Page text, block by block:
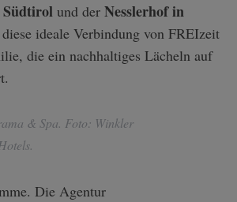
und der Nesslerhof in
ideale Verbindung von FREIzeit
die ein nachhaltiges Lächeln auf
& Spa. Foto: Winkler
Die Agentur